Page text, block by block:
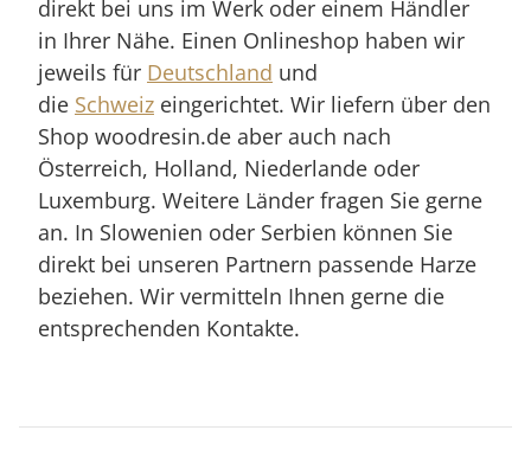
direkt bei uns im Werk oder einem Händler
in Ihrer Nähe. Einen Onlineshop haben wir
jeweils für Deutschland und
die Schweiz eingerichtet. Wir liefern über den
Shop woodresin.de aber auch nach
Österreich, Holland, Niederlande oder
Luxemburg. Weitere Länder fragen Sie gerne
an. In Slowenien oder Serbien können Sie
direkt bei unseren Partnern passende Harze
beziehen. Wir vermitteln Ihnen gerne die
entsprechenden Kontakte.